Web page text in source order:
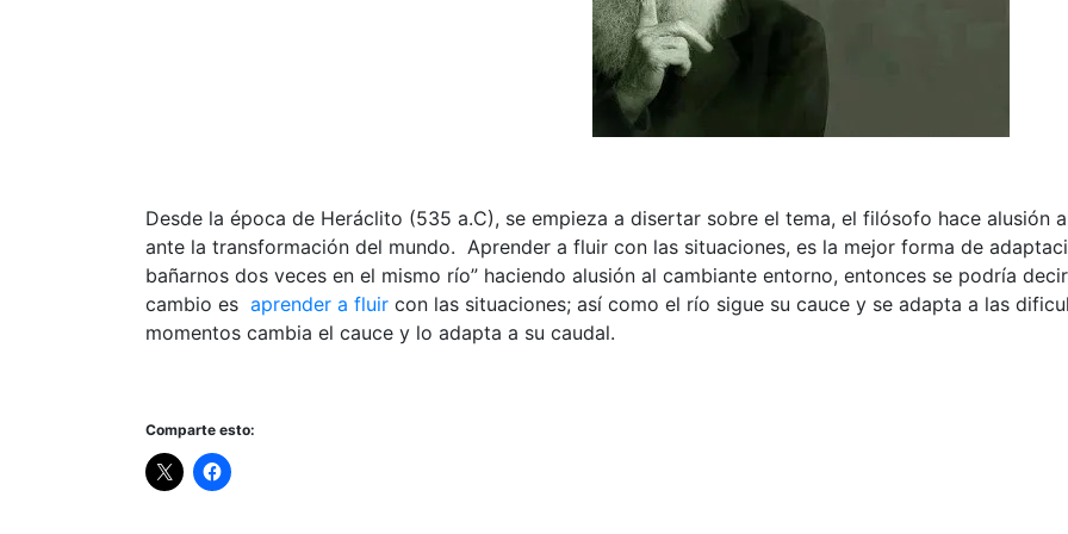
Desde la época de Heráclito (535 a.C), se empieza a disertar sobre el tema, el filósofo hace alusión
ante la transformación del mundo. Aprender a fluir con las situaciones, es la mejor forma de
bañarnos dos veces en el mismo río” haciendo alusión al cambiante entorno, entonces se podría
cambio es aprender a fluir con las situaciones; así como el río sigue su cauce y se adapta a las
momentos cambia el cauce y lo adapta a su caudal.
Comparte esto: